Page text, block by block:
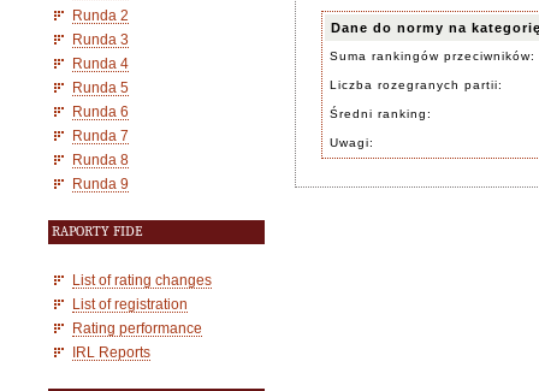
Runda 2
Runda 3
Runda 4
Runda 5
Runda 6
Runda 7
Runda 8
Runda 9
RAPORTY FIDE
List of rating changes
List of registration
Rating performance
IRL Reports
Dane do normy na
Suma rankingów przeciwników:
Liczba rozegranych partii:
Średni ranking:
Uwagi: